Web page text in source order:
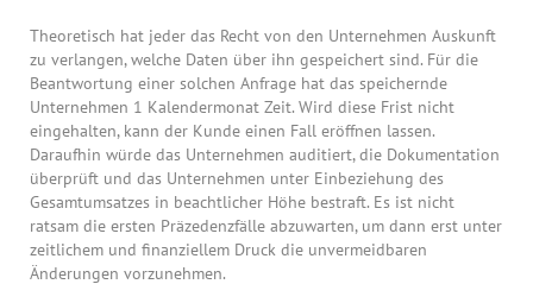
Theoretisch hat jeder das Recht von den Unternehmen Auskunft
zu verlangen, welche Daten über ihn gespeichert sind. Für die
Beantwortung einer solchen Anfrage hat das speichernde
Unternehmen 1 Kalendermonat Zeit. Wird diese Frist nicht
eingehalten, kann der Kunde einen Fall eröffnen lassen.
Daraufhin würde das Unternehmen auditiert, die Dokumentation
überprüft und das Unternehmen unter Einbeziehung des
Gesamtumsatzes in beachtlicher Höhe bestraft. Es ist nicht
ratsam die ersten Präzedenzfälle abzuwarten, um dann erst unter
zeitlichem und finanziellem Druck die unvermeidbaren
Änderungen vorzunehmen.